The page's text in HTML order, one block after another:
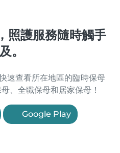
照護服務隨時觸手
。
速查看所在地區的臨時保母
、全職保母和居家保母！
Google Play